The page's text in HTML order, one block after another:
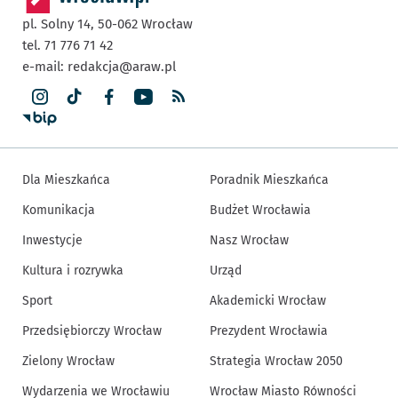
pl. Solny 14, 50-062 Wrocław
tel. 71 776 71 42
e-mail: redakcja@araw.pl
Dla Mieszkańca
Komunikacja
Inwestycje
Kultura i rozrywka
Sport
Przedsiębiorczy Wrocław
Zielony Wrocław
Wydarzenia we Wrocławiu
Poradnik Mieszkańca
Budżet Wrocławia
Nasz Wrocław
Urząd
Akademicki Wrocław
Prezydent Wrocławia
Strategia Wrocław 2050
Wrocław Miasto Równości